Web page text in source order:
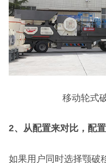
移动轮式
2、从配置来对比，配
如果用户同时选择颚破